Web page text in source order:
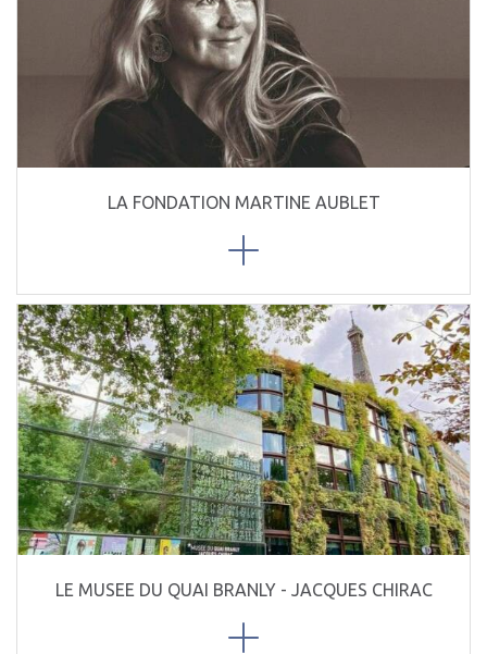
LA FONDATION MARTINE AUBLET
LE MUSEE DU QUAI BRANLY - JACQUES CHIRAC